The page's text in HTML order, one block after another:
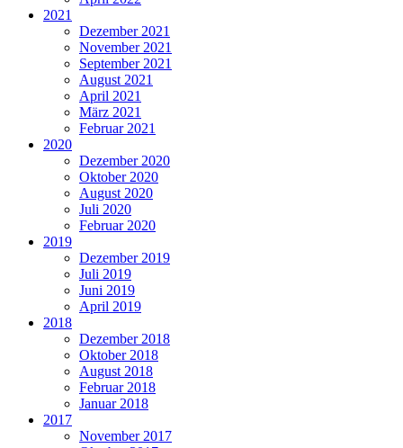
2021
Dezember 2021
November 2021
September 2021
August 2021
April 2021
März 2021
Februar 2021
2020
Dezember 2020
Oktober 2020
August 2020
Juli 2020
Februar 2020
2019
Dezember 2019
Juli 2019
Juni 2019
April 2019
2018
Dezember 2018
Oktober 2018
August 2018
Februar 2018
Januar 2018
2017
November 2017